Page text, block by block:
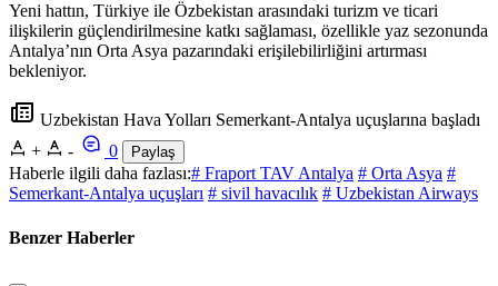
Yeni hattın, Türkiye ile Özbekistan arasındaki turizm ve ticari
ilişkilerin güçlendirilmesine katkı sağlaması, özellikle yaz sezonunda
Antalya’nın Orta Asya pazarındaki erişilebilirliğini artırması
bekleniyor.
Uzbekistan Hava Yolları Semerkant-Antalya uçuşlarına başladı
+
- 0 Paylaş
Haberle ilgili daha fazlası:# Fraport TAV Antalya # Orta Asya #
Semerkant-Antalya uçuşları # sivil havacılık # Uzbekistan Airways
Benzer Haberler